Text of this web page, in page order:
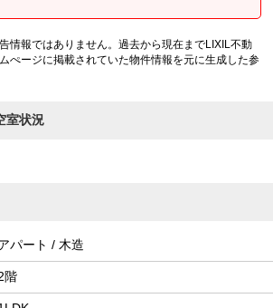
情報ではありません。過去から現在までLIXIL不動
ぺージに掲載されていた物件情報を元に生成した参
室状況
パート / 木造
階